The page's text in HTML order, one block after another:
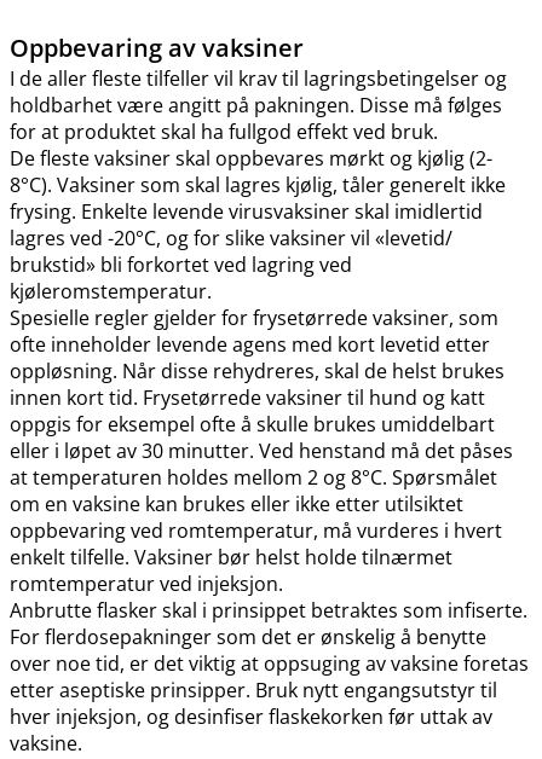
Oppbevaring av vaksiner
I de aller fleste tilfeller vil krav til lagringsbetingelser og
holdbarhet være angitt på pakningen. Disse må følges
for at produktet skal ha fullgod effekt ved bruk.
De fleste vaksiner skal oppbevares mørkt og kjølig (2-
8°C). Vaksiner som skal lagres kjølig, tåler generelt ikke
frysing. Enkelte levende virusvaksiner skal imidlertid
lagres ved -20°C, og for slike vaksiner vil «levetid​/​
brukstid» bli forkortet ved lagring ved
kjøleromstemperatur.
Spesielle regler gjelder for frysetørrede vaksiner, som
ofte inneholder levende agens med kort levetid etter
oppløsning. Når disse rehydreres, skal de helst brukes
innen kort tid. Frysetørrede vaksiner til hund og katt
oppgis for eksempel ofte å skulle brukes umiddelbart
eller i løpet av 30 minutter. Ved henstand må det påses
at temperaturen holdes mellom 2 og 8°C. Spørsmålet
om en vaksine kan brukes eller ikke etter utilsiktet
oppbevaring ved romtemperatur, må vurderes i hvert
enkelt tilfelle. Vaksiner bør helst holde tilnærmet
romtemperatur ved injeksjon.
Anbrutte flasker skal i prinsippet betraktes som infiserte.
For flerdosepakninger som det er ønskelig å benytte
over noe tid, er det viktig at oppsuging av vaksine foretas
etter aseptiske prinsipper. Bruk nytt engangsutstyr til
hver injeksjon, og desinfiser flaskekorken før uttak av
vaksine.